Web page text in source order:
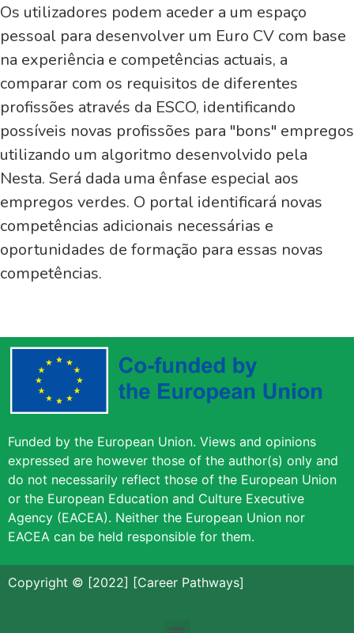
Os utilizadores podem aceder a um espaço
pessoal para desenvolver um Euro CV com base
na experiência e competências actuais, a
comparar com os requisitos de diferentes
profissões através da ESCO, identificando
possíveis novas profissões para "bons" empregos
utilizando um algoritmo desenvolvido pela
Nesta. Será dada uma ênfase especial aos
empregos verdes. O portal identificará novas
competências adicionais necessárias e
oportunidades de formação para essas novas
competências.
Funded by the European Union. Views and opinions
expressed are however those of the author(s) only and
do not necessarily reflect those of the European Union
or the European Education and Culture Executive
Agency (EACEA). Neither the European Union nor
EACEA can be held responsible for them.
Copyright © [2022] [Career Pathways]